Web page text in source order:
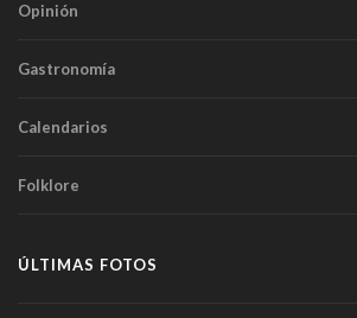
Opinión
Gastronomía
Calendarios
Folklore
ÚLTIMAS FOTOS